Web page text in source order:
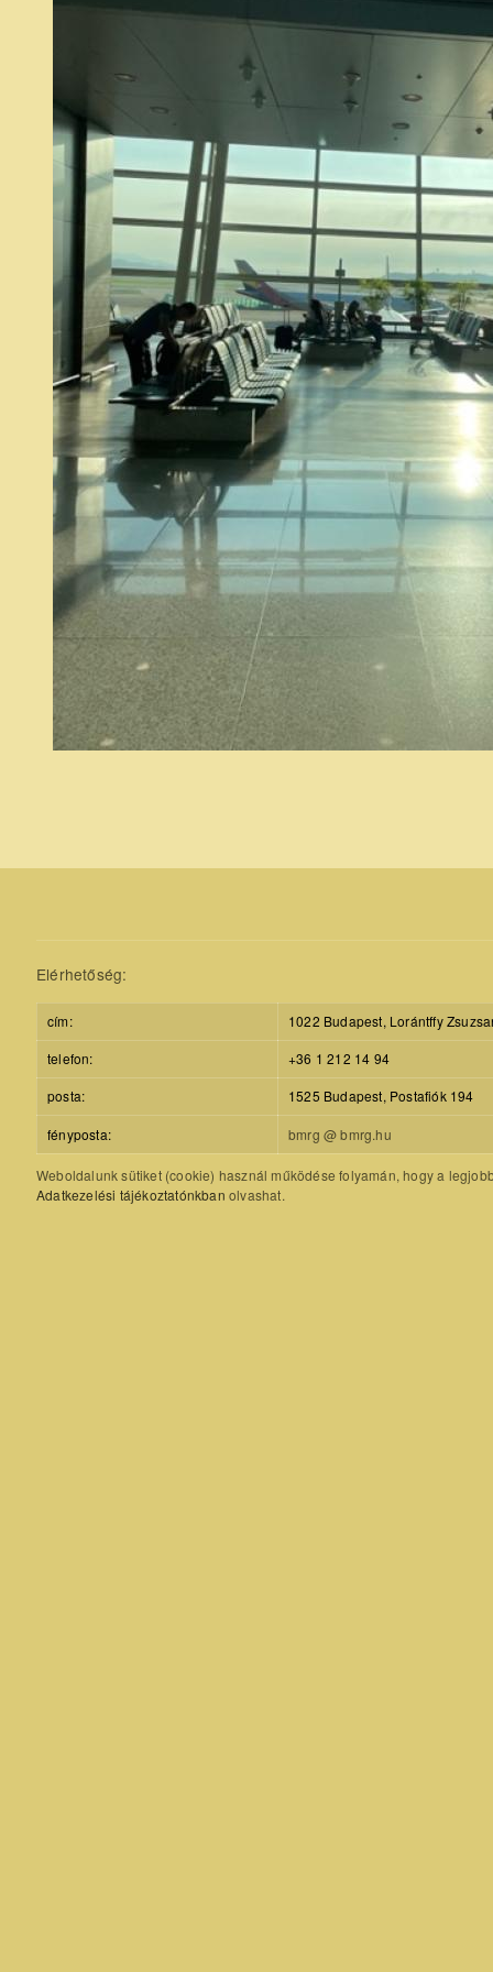
Elérhetőség:
cím:
1022 Budapest, Lorántffy
telefon:
+36 1 212 14 94
posta:
1525 Budapest, Postafiók 194
fényposta: bmrg @ bmrg.hu
Weboldalunk sütiket (cookie) használ működése folyamán, hogy a
Adatkezelési tájékoztatónkban olvashat.